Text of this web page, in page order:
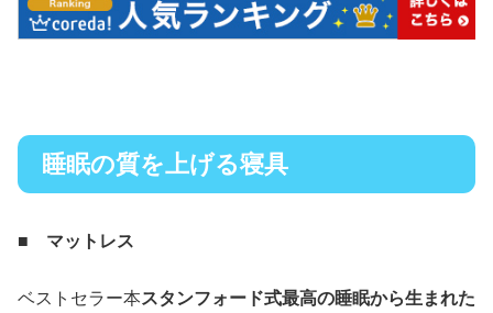
睡眠の質を上げる寝具
■ マットレス
ベストセラー本スタンフォード式最高の睡眠から生まれた